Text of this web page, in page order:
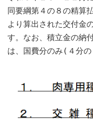
同要綱第４の８の精算
より算出された交付金
す。なお、積立金の納
は、国費分のみ(４分の